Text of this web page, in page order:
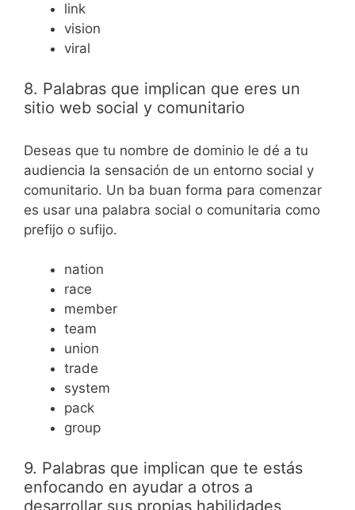
link
vision
viral
8. Palabras que implican que eres un
sitio web social y comunitario
Deseas que tu nombre de dominio le dé a tu
audiencia la sensación de un entorno social y
comunitario. Un ba buan forma para comenzar
es usar una palabra social o comunitaria como
prefijo o sufijo.
nation
race
member
team
union
trade
system
pack
group
9. Palabras que implican que te estás
enfocando en ayudar a otros a
desarrollar sus propias habilidades